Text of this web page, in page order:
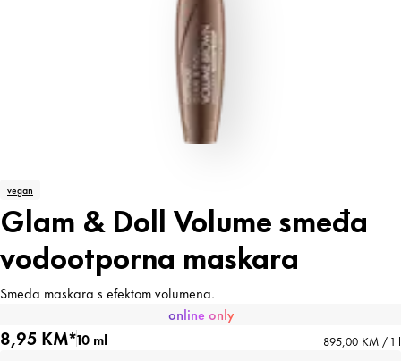
vegan
Glam & Doll Volume smeđa
vodootporna maskara
Smeđa maskara s efektom volumena.
online only
8,95 KM*10 ml 895,00 KM / 1 l